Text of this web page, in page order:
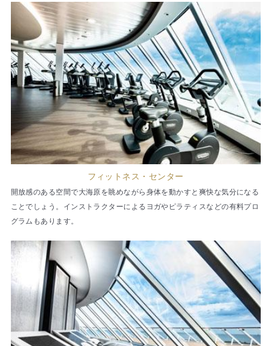
フィットネス・センター
開放感のある空間で大海原を眺めながら身体を動かすと爽快な気分になる
ことでしょう。インストラクターによるヨガやピラティスなどの有料プロ
グラムもあります。